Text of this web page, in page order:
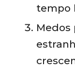
tempo
Medos